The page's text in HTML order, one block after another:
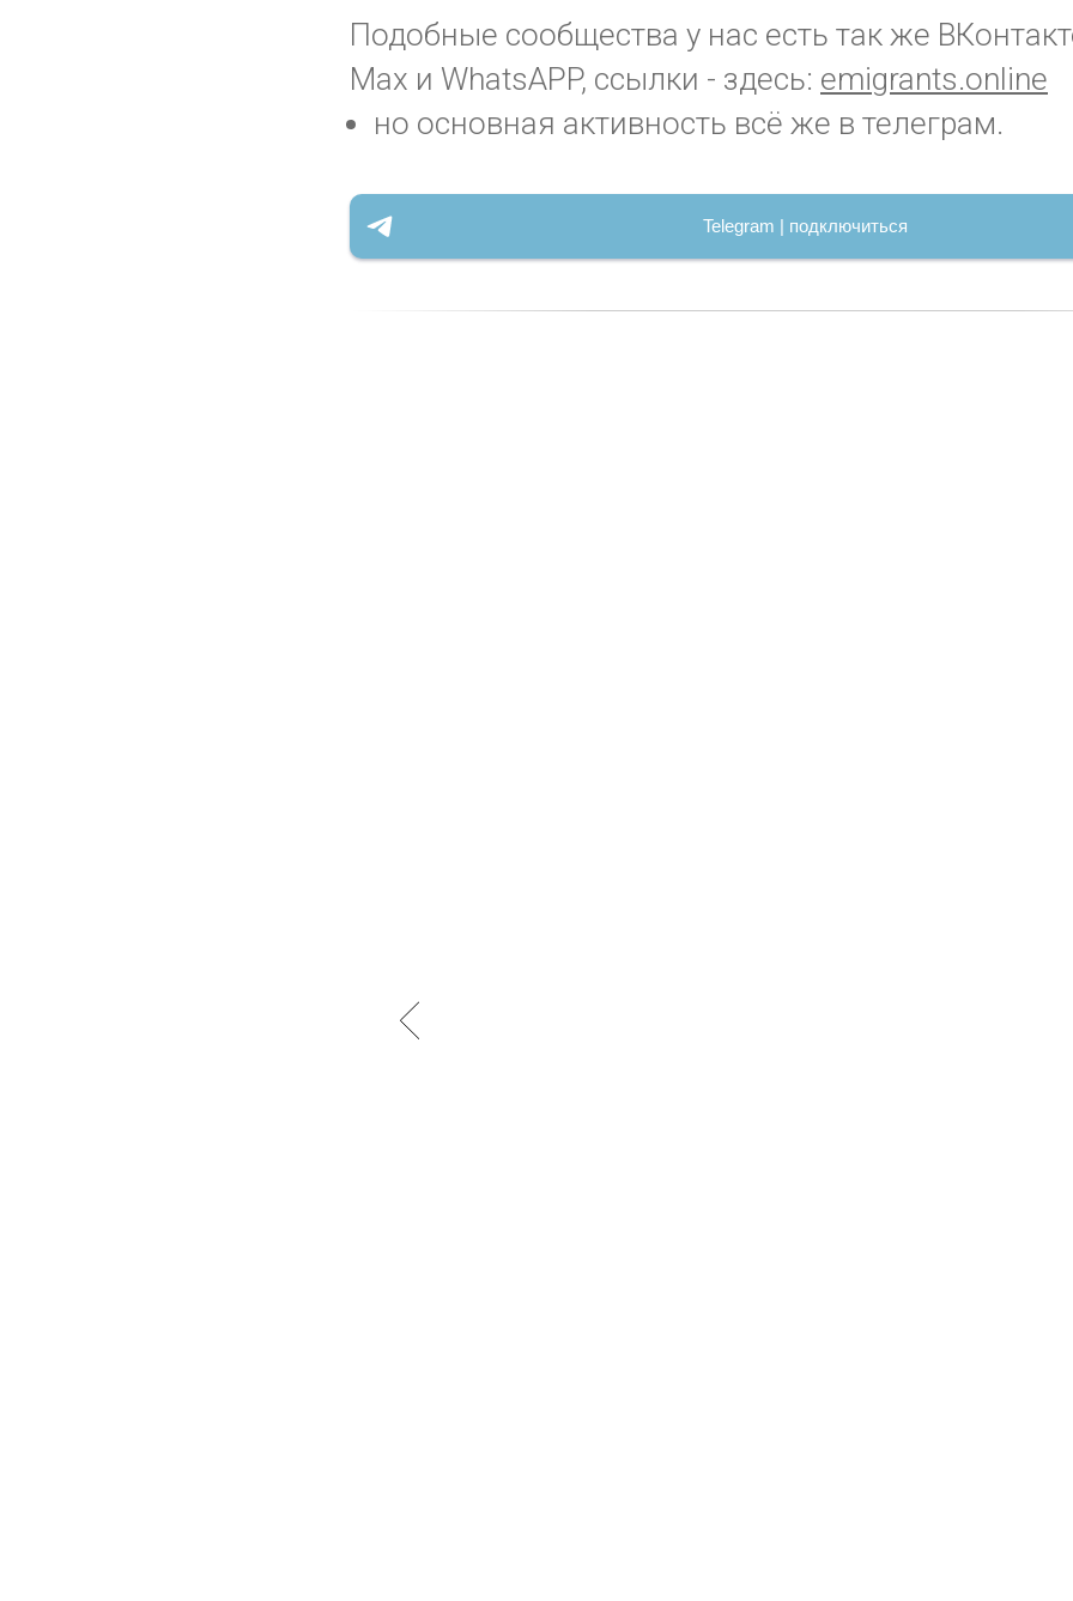
Подобные сообщества у нас есть так же
Max и WhatsAPP, ссылки - здесь: emigrants.online
но основная активность всё же в телеграм.
Telegram | подключиться